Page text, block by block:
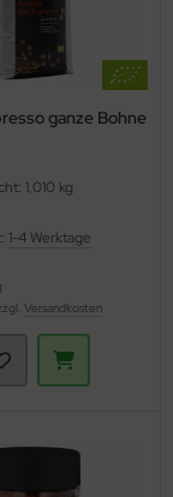
ganze Bohne
1,010 kg
1-4 Werktage
Versandkosten